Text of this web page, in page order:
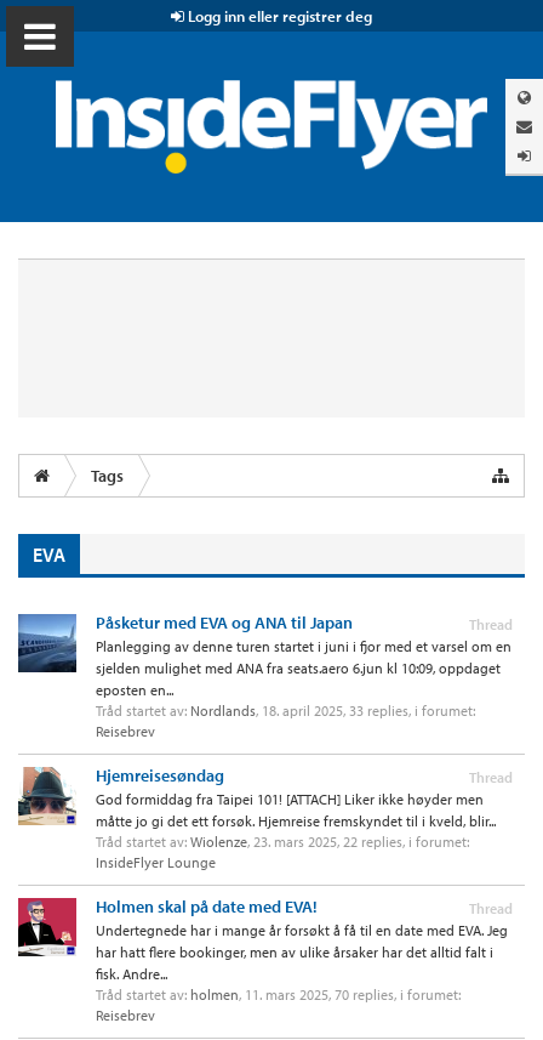
Logg inn eller registrer deg
Tags
EVA
Thread
Påsketur med EVA og ANA til Japan
Planlegging av denne turen startet i juni i fjor med et varsel om en
sjelden mulighet med ANA fra seats.aero 6.jun kl 10:09, oppdaget
eposten en...
Tråd startet av: Nordlands, 18. april 2025, 33 replies, i forumet:
Reisebrev
Thread
Hjemreisesøndag
God formiddag fra Taipei 101! [ATTACH] Liker ikke høyder men
måtte jo gi det ett forsøk. Hjemreise fremskyndet til i kveld, blir...
Tråd startet av: Wiolenze, 23. mars 2025, 22 replies, i forumet:
InsideFlyer Lounge
Thread
Holmen skal på date med EVA!
Undertegnede har i mange år forsøkt å få til en date med EVA. Jeg
har hatt flere bookinger, men av ulike årsaker har det alltid falt i
fisk. Andre...
Tråd startet av: holmen, 11. mars 2025, 70 replies, i forumet:
Reisebrev